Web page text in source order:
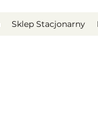
Sklep Stacjonarny